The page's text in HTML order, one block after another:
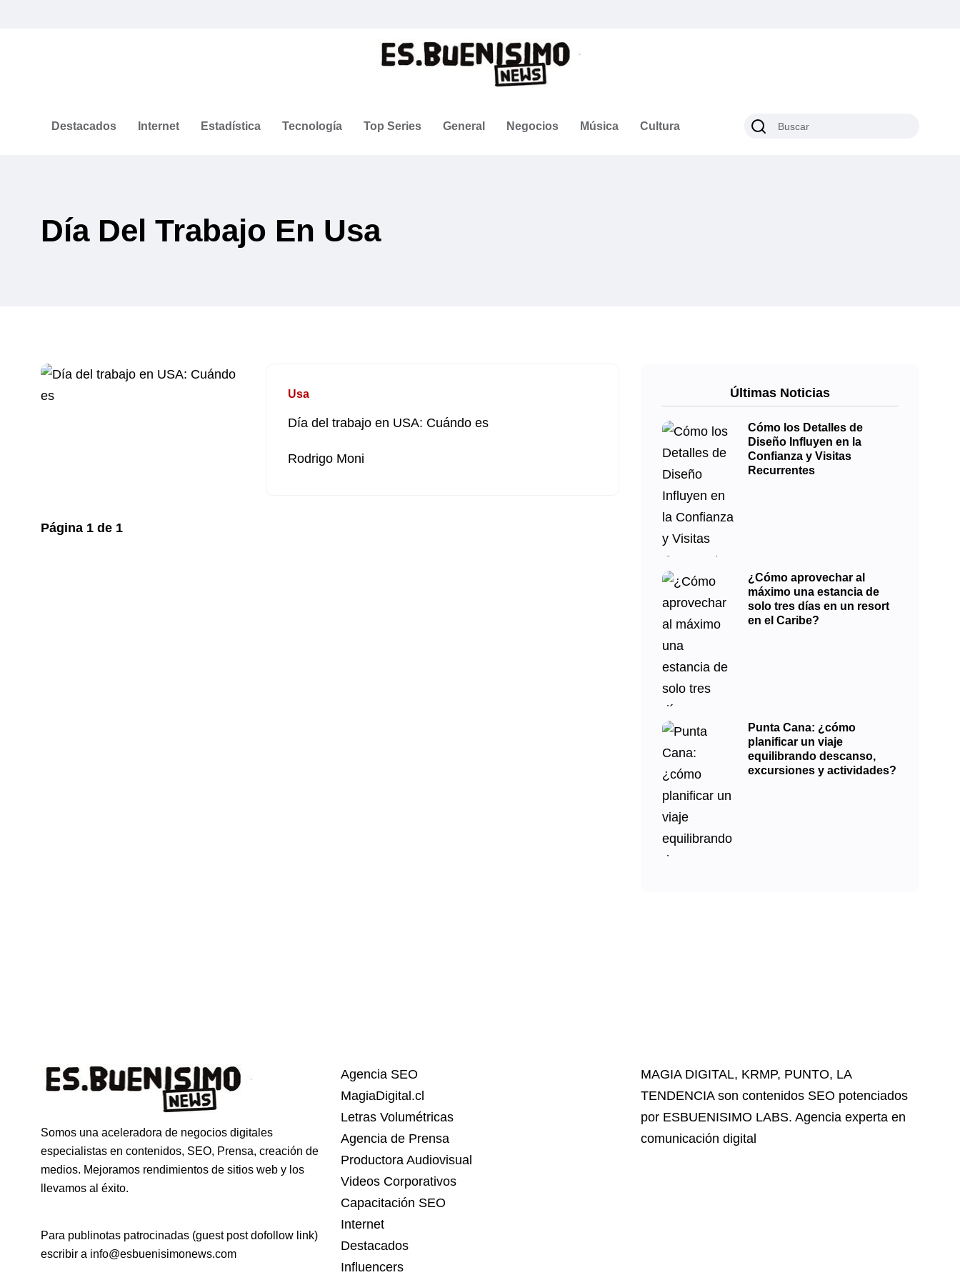
Destacados Internet Estadística Tecnología Top Series General Negocios Música Cultura
Día Del Trabajo En Usa
Usa
Día del trabajo en USA: Cuándo es
Rodrigo Moni
Página 1 de 1
Últimas Noticias
Cómo los Detalles de
Diseño Influyen en la
Confianza y Visitas
Recurrentes
¿Cómo aprovechar al
máximo una estancia de
solo tres días en un resort
en el Caribe?
Punta Cana: ¿cómo
planificar un viaje
equilibrando descanso,
excursiones y actividades?
Somos una aceleradora de negocios digitales
especialistas en contenidos, SEO, Prensa, creación de
medios. Mejoramos rendimientos de sitios web y los
llevamos al éxito.
Para publinotas patrocinadas (guest post dofollow link)
escribir a info@esbuenisimonews.com
Agencia SEO
MagiaDigital.cl
Letras Volumétricas
Agencia de Prensa
Productora Audiovisual
Videos Corporativos
Capacitación SEO
Internet
Destacados
Influencers
MAGIA DIGITAL, KRMP, PUNTO, LA
TENDENCIAson contenidos SEO potenciados
por ESBUENISIMO LABS. Agencia experta en
comunicación digital